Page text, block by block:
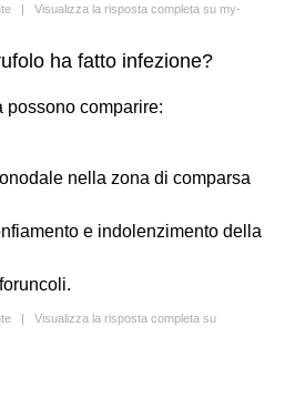
| Visualizza la risposta completa su my-
ha fatto infezione?
possono comparire:
nella zona di comparsa
e indolenzimento della
| Visualizza la risposta completa su